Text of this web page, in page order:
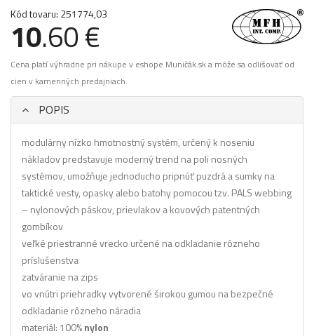
Kód tovaru: 251774,03
10.60 €
Cena platí výhradne pri nákupe v eshope Muničák.sk a môže sa odlišovať od
cien v kamenných predajniach.
POPIS
modulárny nízko hmotnostný systém, určený k noseniu
nákladov predstavuje moderný trend na poli nosných
systémov, umožňuje jednoducho pripnúť puzdrá a sumky na
taktické vesty, opasky alebo batohy pomocou tzv. PALS webbing
– nylonových páskov, prievlakov a kovových patentných
gombíkov
veľké priestranné vrecko určené na odkladanie rôzneho
príslušenstva
zatváranie na zips
vo vnútri priehradky vytvorené širokou gumou na bezpečné
odkladanie rôzneho náradia
materiál: 100%nylon